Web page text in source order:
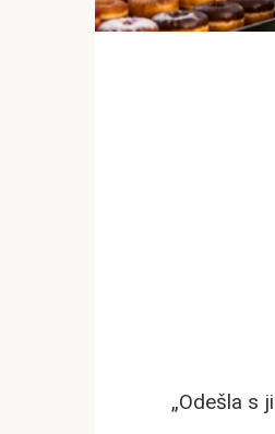
„Odešla s